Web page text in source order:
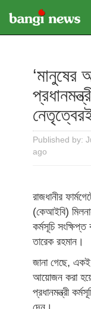
‌‘মানুষের
Published by:
ago
রাজধানীর
(কেআইবি)
কর্মসূচি সংক্ষিপ্ত
তারেক রহমান।
জানা গেছে, একই
আয়োজন করা
প্রধানমন্ত্রী